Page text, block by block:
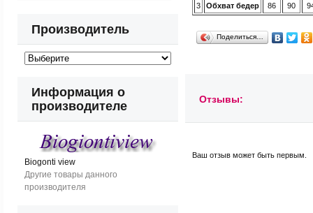
3
Обхват бедер 86 90
Поделиться…
Отзывы:
Ваш отзыв может быть первым.
Производитель
Информация о
производителе
Biogonti view
Другие товары данного
производителя